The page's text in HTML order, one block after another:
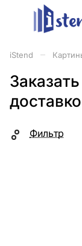
iStend
Фильтр